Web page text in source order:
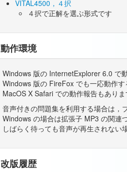
VITAL4500，４択
４択で正解を選ぶ形式です
動作環境
Windows 版の InternetExplorer 6.0 で
Windows 版の FireFox でも一応動作
MacOS X Safari での動作報告もあり
音声付きの問題集を利用する場合は，
Windows の場合は拡張子 MP3 の関連
しばらく待っても音声が再生されな
改版履歴